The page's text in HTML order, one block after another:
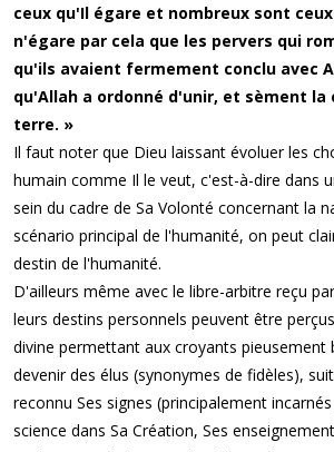
ceux qu'Il égare et nombreux sont
n'égare par cela que les pervers qui
qu'ils avaient fermement conclu avec
qu'Allah a ordonné d'unir, et sèment la
terre. »
Il faut noter que Dieu laissant évoluer les
humain comme Il le veut, c'est-à-dire dans
sein du cadre de Sa Volonté concernant la
scénario principal de l'humanité, on peut
destin de l'humanité.
D'ailleurs même avec le libre-arbitre reçu
leurs destins personnels peuvent être
divine permettant aux croyants pieusement
devenir des élus (synonymes de fidèles),
reconnu Ses signes (principalement
science dans Sa Création, Ses